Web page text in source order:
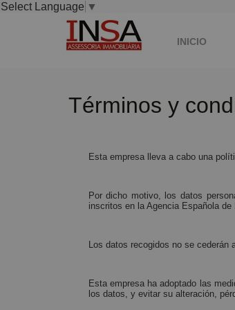
Select Language ▼
INICIO
Términos y
Esta empresa lleva a cabo una
Por dicho motivo, los datos
inscritos en la Agencia Española de
Los datos recogidos no se cederán
Esta empresa ha adoptado las
los datos, y evitar su alteración,